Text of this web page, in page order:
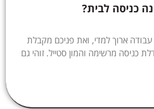
כניסה לבית?
ארוך למדי, ואת פניכם מקבלת
כניסה מרשימה והמון סטייל. זוהי גם